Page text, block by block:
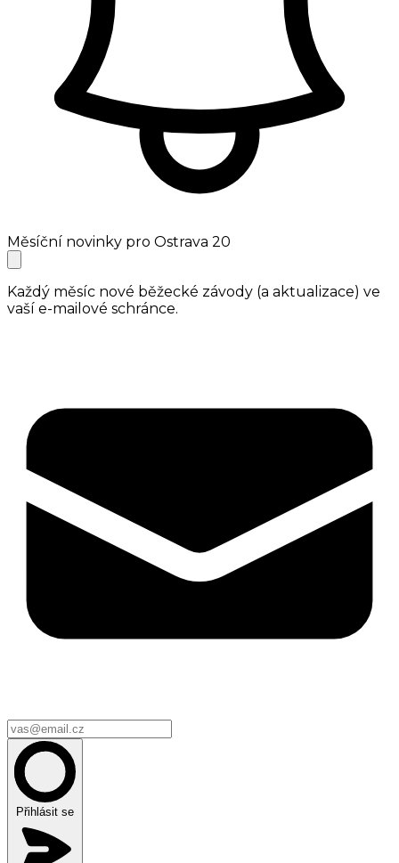
Měsíční novinky pro Ostrava 20
Každý měsíc nové běžecké závody (a aktualizace) ve
vaší e-mailové schránce.
Přihlásit se